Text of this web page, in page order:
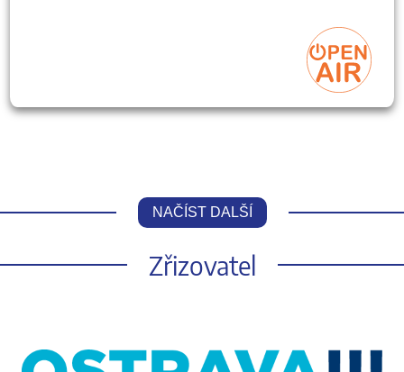
NAČÍST DALŠÍ
Zřizovatel